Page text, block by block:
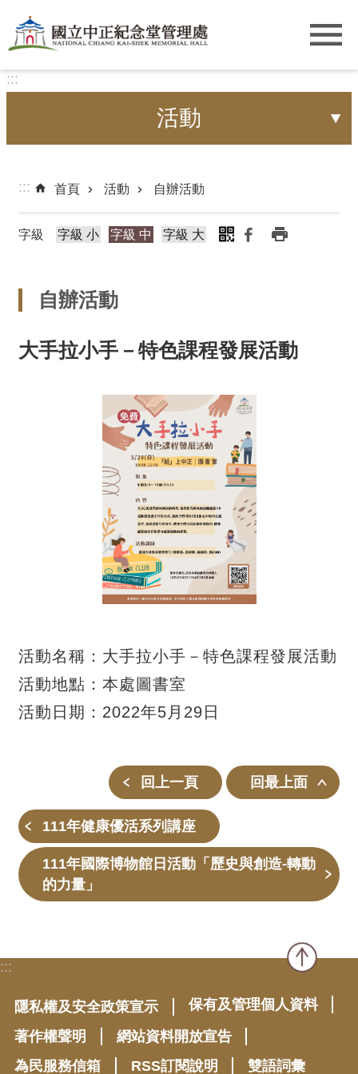
跳到主要內容區塊
:::
活動
::: 首頁 活動 自辦活動
字級 字級 小 字級 中 字級 大
自辦活動
大手拉小手－特色課程發展活動
活動名稱：大手拉小手－特色課程發展活動
活動地點：本處圖書室
活動日期：2022年5月29日
回上一頁 回最上面
111年健康優活系列講座
111年國際博物館日活動「歷史與創造-轉動
的力量」
:::
隱私權及安全政策宣示
保有及管理個人資料
著作權聲明
網站資料開放宣告
為民服務信箱
RSS訂閱說明 雙語詞彙